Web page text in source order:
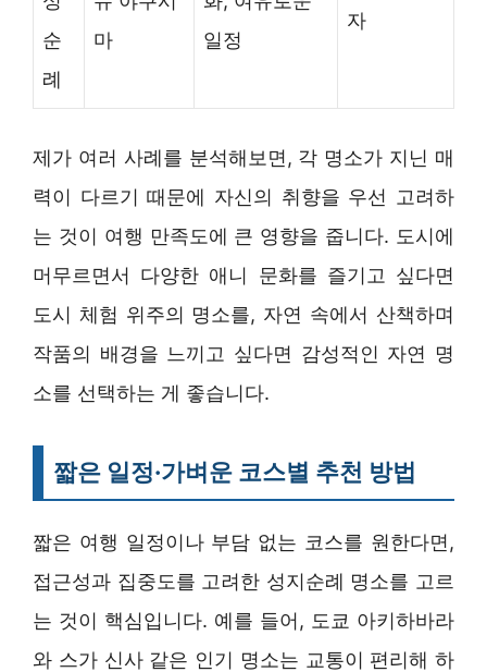
순
례
마
일정
자
제가 여러 사례를 분석해보면, 각 명소가 지닌 매
력이 다르기 때문에 자신의 취향을 우선 고려하
는 것이 여행 만족도에 큰 영향을 줍니다. 도시에
머무르면서 다양한 애니 문화를 즐기고 싶다면
도시 체험 위주의 명소를, 자연 속에서 산책하며
작품의 배경을 느끼고 싶다면 감성적인 자연 명
소를 선택하는 게 좋습니다.
짧은 일정·가벼운 코스별 추천 방법
짧은 여행 일정이나 부담 없는 코스를 원한다면,
접근성과 집중도를 고려한 성지순례 명소를 고르
는 것이 핵심입니다. 예를 들어, 도쿄 아키하바라
와 스가 신사 같은 인기 명소는 교통이 편리해 하